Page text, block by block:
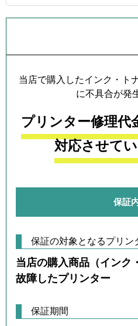
当店で購入したインク・ト
に不具合が発
プリンター修理代
対応させて
保証
保証の対象となるプリン
当店の購入商品（インク
故障したプリンター
保証期間